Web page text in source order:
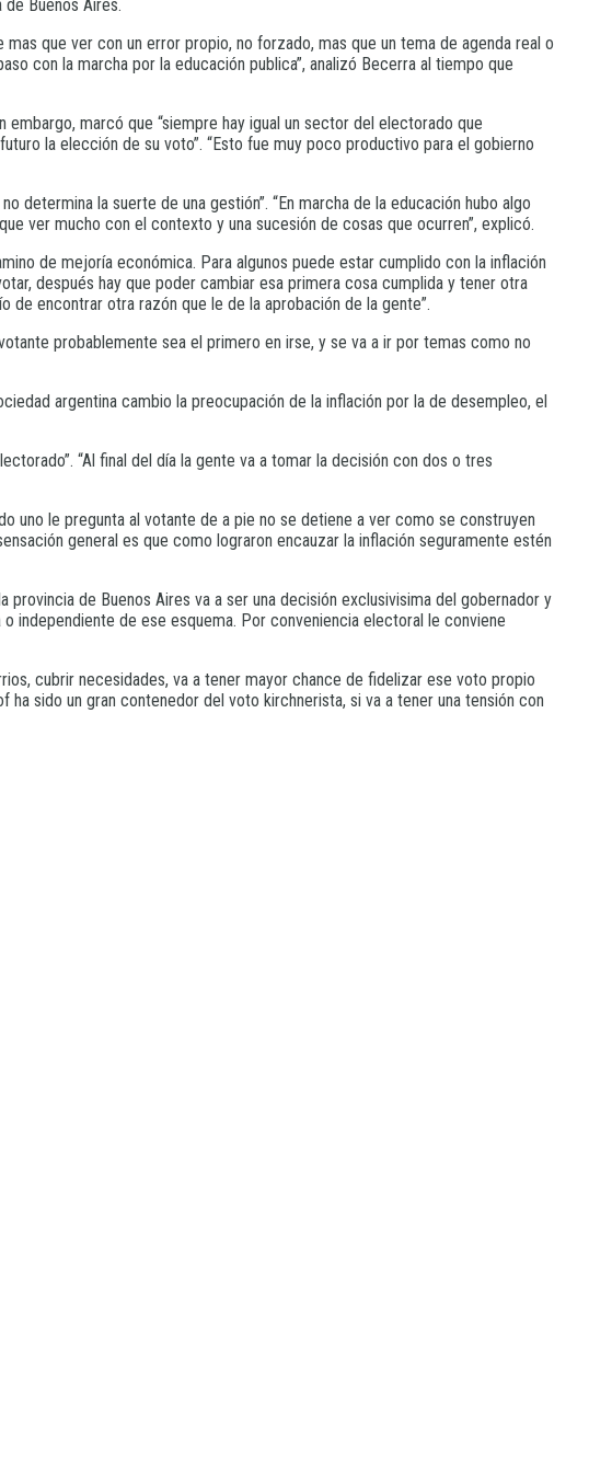
Buenos Aires.
que ver con un error propio, no forzado, mas que un tema de agenda real o
con la marcha por la educación publica”, analizó Becerra al tiempo que
marcó que “siempre hay igual un sector del electorado que
la elección de su voto”. “Esto fue muy poco productivo para el gobierno
determina la suerte de una gestión”. “En marcha de la educación hubo algo
ver mucho con el contexto y una sucesión de cosas que ocurren”, explicó.
de mejoría económica. Para algunos puede estar cumplido con la inflación
después hay que poder cambiar esa primera cosa cumplida y tener otra
de encontrar otra razón que le de la aprobación de la gente”.
probablemente sea el primero en irse, y se va a ir por temas como no
argentina cambio la preocupación de la inflación por la de desempleo, el
“Al final del día la gente va a tomar la decisión con dos o tres
uno le pregunta al votante de a pie no se detiene a ver como se construyen
general es que como lograron encauzar la inflación seguramente estén
de Buenos Aires va a ser una decisión exclusivisima del gobernador y
independiente de ese esquema. Por conveniencia electoral le conviene
cubrir necesidades, va a tener mayor chance de fidelizar ese voto propio
sido un gran contenedor del voto kirchnerista, si va a tener una tensión con